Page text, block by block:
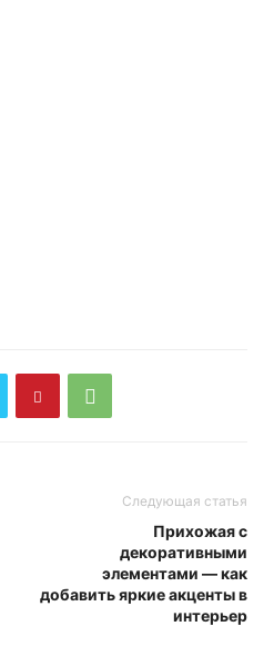
Следующая статья
Прихожая с
декоративными
элементами — как
добавить яркие акценты в
интерьер